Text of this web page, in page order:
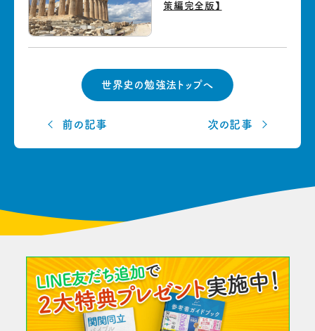
策編完全版】
前の記事
世界史の勉強法トップへ
次の記事